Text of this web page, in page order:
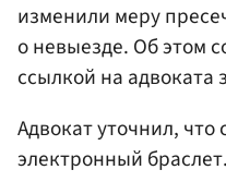
изменили меру
о невыезде. Об этом
ссылкой на адвоката
Адвокат уточнил, что
электронный браслет.